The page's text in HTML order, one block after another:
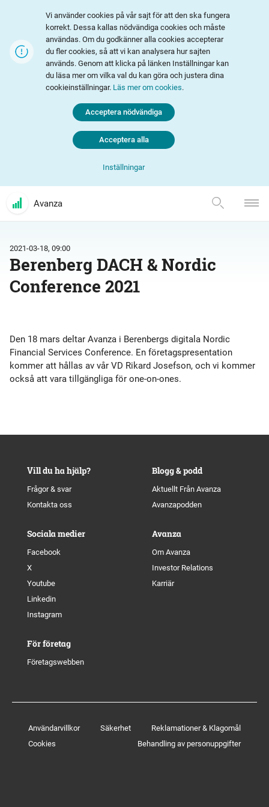
Vi använder cookies på vår sajt för att den ska fungera
korrekt. Dessa kallas nödvändiga cookies och måste
användas. Om du godkänner alla cookies accepterar
du fler cookies, så att vi kan analysera hur sajten
används. Genom att klicka på länken Inställningar kan
du läsa mer om vilka val du kan göra och justera dina
cookieinställningar. Läs mer om cookies.
Inställningar
Acceptera nödvändiga
Acceptera alla
Avanza
2021-03-18, 09:00
Berenberg DACH & Nordic
Conference 2021
Den 18 mars deltar Avanza i Berenbergs digitala Nordic
Financial Services Conference. En företagspresentation
kommer att hållas av vår VD Rikard Josefson, och vi kommer
också att vara tillgängliga för one-on-ones.
Vill du ha hjälp?
Frågor & svar
Kontakta oss
Blogg & podd
Aktuellt Från Avanza
Avanzapodden
Sociala medier
Facebook
X
Youtube
Linkedin
Instagram
Avanza
Om Avanza
Investor Relations
Karriär
För företag
Företagswebben
Användarvillkor Säkerhet
Reklamationer & Klagomål
Cookies
Behandling av personuppgifter